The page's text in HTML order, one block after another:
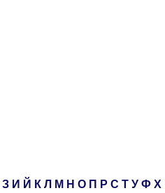
З И Й К Л М Н О П Р С Т У Ф Х